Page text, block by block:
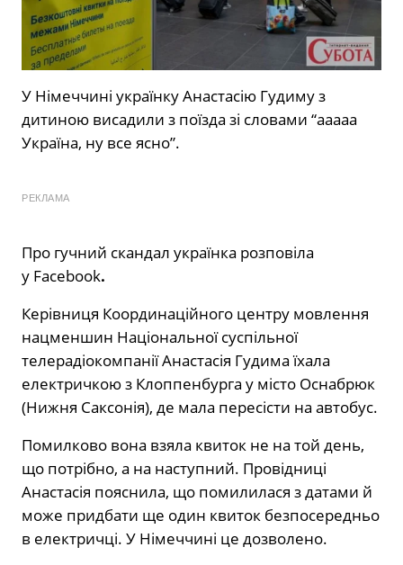
У Німеччині українку Анастасію Гудиму з
дитиною висадили з поїзда зі словами “ааааа
Україна, ну все ясно”.
РЕКЛАМА
Про гучний скандал українка розповіла
у Facebook.
Керівниця Координаційного центру мовлення
нацменшин Національної суспільної
телерадіокомпанії Анастасія Гудима їхала
електричкою з Клоппенбурга у місто Оснабрюк
(Нижня Саксонія), де мала пересісти на автобус.
Помилково вона взяла квиток не на той день,
що потрібно, а на наступний. Провідниці
Анастасія пояснила, що помилилася з датами й
може придбати ще один квиток безпосередньо
в електричці. У Німеччині це дозволено.